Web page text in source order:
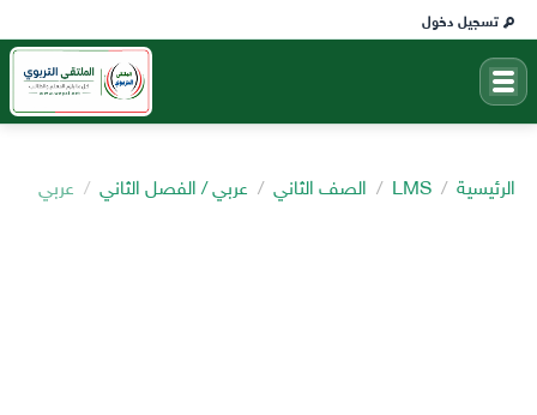
تسجيل دخول
الرئيسية LMS الصف الثاني عربي / الفصل الثاني عربي